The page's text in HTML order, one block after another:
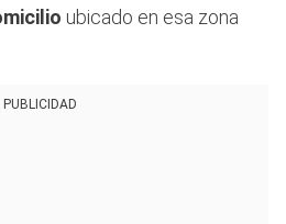
ubicado en esa zona
PUBLICIDAD